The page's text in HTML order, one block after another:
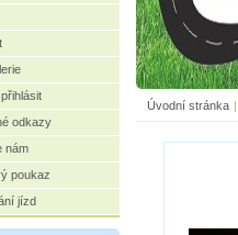
Úvodní stránka |
odkazy
nám
poukaz
jízd